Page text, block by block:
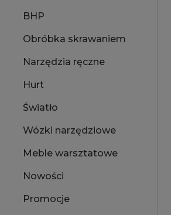
BHP
Obróbka skrawaniem
Narzędzia ręczne
Hurt
Światło
Wózki narzędziowe
Meble warsztatowe
Nowości
Promocje